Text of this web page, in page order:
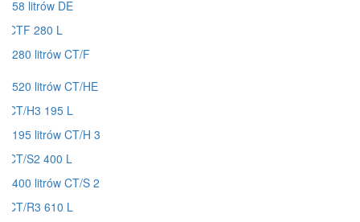
58 litrów DE
280 litrów CT/F
520 litrów CT/HE
195 litrów CT/H 3
400 litrów CT/S 2